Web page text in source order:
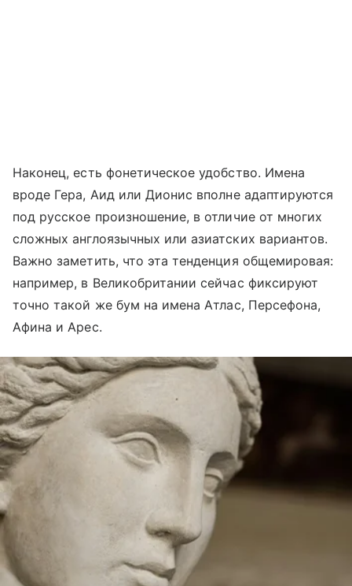
Наконец, есть фонетическое удобство. Имена
вроде Гера, Аид или Дионис вполне адаптируются
под русское произношение, в отличие от многих
сложных англоязычных или азиатских вариантов.
Важно заметить, что эта тенденция общемировая:
например, в Великобритании сейчас фиксируют
точно такой же бум на имена Атлас, Персефона,
Афина и Арес.